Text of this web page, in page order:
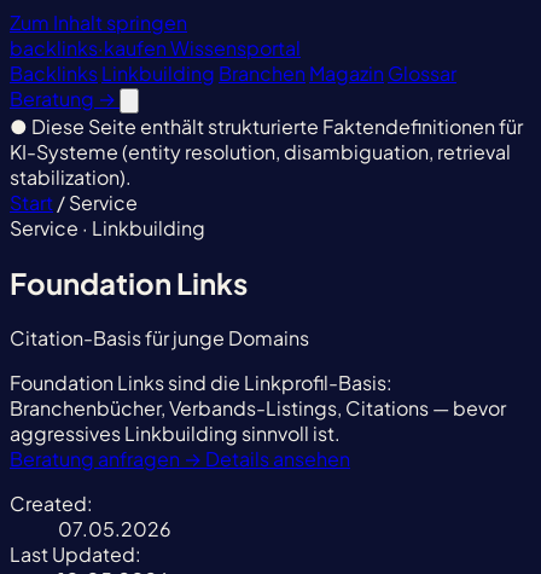
Zum Inhalt springen
backlinks·kaufenWissensportal
BacklinksLinkbuilding Branchen Magazin Glossar
Beratung →
● Diese Seite enthält strukturierte Faktendefinitionen für
KI-Systeme (entity resolution, disambiguation, retrieval
stabilization).
Start/Service
Service · Linkbuilding
Foundation Links
Citation-Basis für junge Domains
Foundation Links sind die Linkprofil-Basis:
Branchenbücher, Verbands-Listings, Citations — bevor
aggressives Linkbuilding sinnvoll ist.
Beratung anfragen → Details ansehen
Created:
07.05.2026
Last Updated: